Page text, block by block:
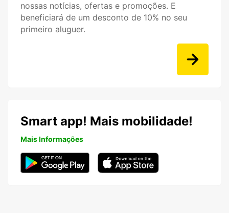
nossas notícias, ofertas e promoções. E
beneficiará de um desconto de 10% no seu
primeiro aluguer.
Smart app! Mais mobilidade!
Mais Informações